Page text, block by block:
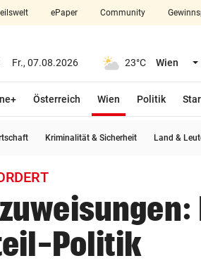
closeSchließen
arrow_right
ePaper Community
Menü aufklappen
Fr., 07.08.2026 23°C Wien
Österreich Wien
Politik
Kriminalität & Sicherheit Land &
Politik